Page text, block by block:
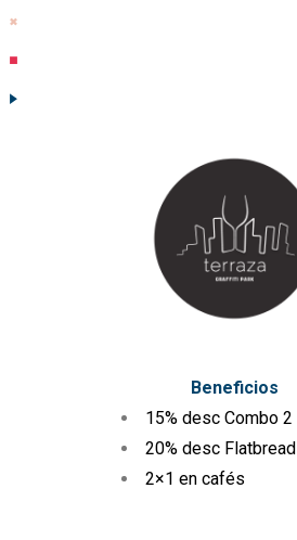
Beneficios
15% desc Combo 2
20% desc Flatbread
2×1 en cafés